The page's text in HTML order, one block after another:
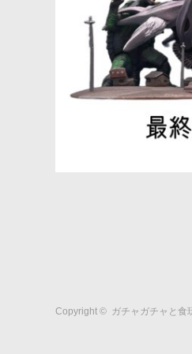
Copyright © ガチャガチャと食